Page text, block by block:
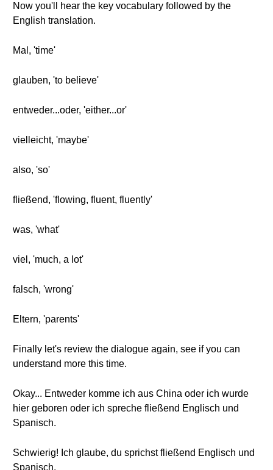
Now you'll hear the key vocabulary followed by the
English translation.
Mal, 'time'
glauben, 'to believe'
entweder...oder, 'either...or'
vielleicht, 'maybe'
also, 'so'
fließend, 'flowing, fluent, fluently'
was, 'what'
viel, 'much, a lot'
falsch, 'wrong'
Eltern, 'parents'
Finally let's review the dialogue again, see if you can
understand more this time.
Okay... Entweder komme ich aus China oder ich wurde
hier geboren oder ich spreche fließend Englisch und
Spanisch.
Schwierig! Ich glaube, du sprichst fließend Englisch und
Spanisch.